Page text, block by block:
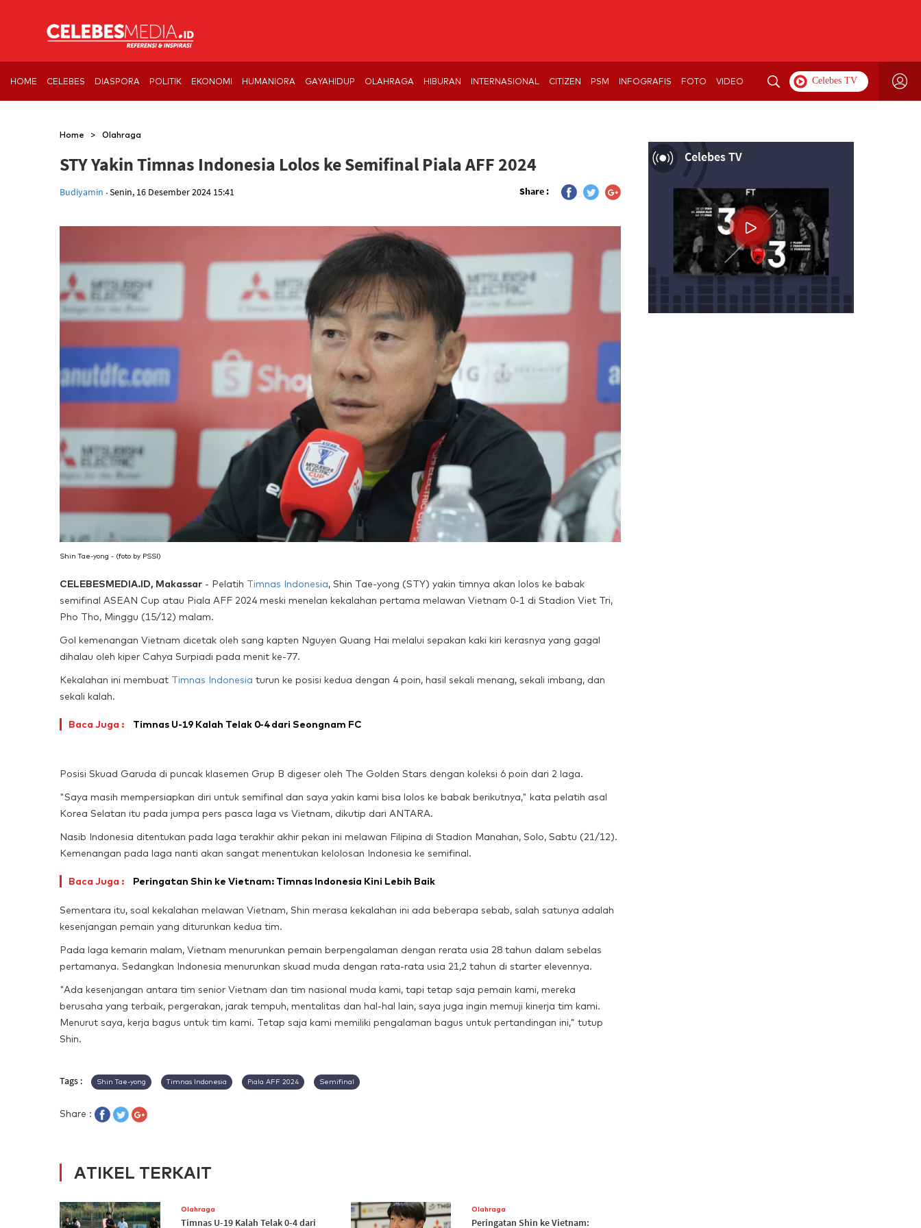
HOME CELEBES DIASPORA POLITIK EKONOMI HUMANIORA GAYAHIDUP OLAHRAGA HIBURAN INTERNASIONAL CITIZEN PSM INFOGRAFIS FOTO VIDEO
Home > Olahraga
STY Yakin Timnas Indonesia Lolos ke Semifinal Piala AFF 2024
Budiyamin .Senin, 16 Desember 2024 15:41 Share :
Shin Tae-yong - (foto by PSSI)
CELEBESMEDIA.ID, Makassar - Pelatih Timnas Indonesia, Shin Tae-yong (STY) yakin timnya akan lolos ke babak
semifinal ASEAN Cup atau Piala AFF 2024 meski menelan kekalahan pertama melawan Vietnam 0-1 di Stadion Viet Tri,
Pho Tho, Minggu (15/12) malam.
Gol kemenangan Vietnam dicetak oleh sang kapten Nguyen Quang Hai melalui sepakan kaki kiri kerasnya yang gagal
dihalau oleh kiper Cahya Surpiadi pada menit ke-77.
Kekalahan ini membuat Timnas Indonesia turun ke posisi kedua dengan 4 poin, hasil sekali menang, sekali imbang, dan
sekali kalah.
Baca Juga : Timnas U-19 Kalah Telak 0-4 dari Seongnam FC
Posisi Skuad Garuda di puncak klasemen Grup B digeser oleh The Golden Stars dengan koleksi 6 poin dari 2 laga.
"Saya masih mempersiapkan diri untuk semifinal dan saya yakin kami bisa lolos ke babak berikutnya," kata pelatih asal
Korea Selatan itu pada jumpa pers pasca laga vs Vietnam, dikutip dari ANTARA.
Nasib Indonesia ditentukan pada laga terakhir akhir pekan ini melawan Filipina di Stadion Manahan, Solo, Sabtu (21/12).
Kemenangan pada laga nanti akan sangat menentukan kelolosan Indonesia ke semifinal.
Baca Juga : Peringatan Shin ke Vietnam: Timnas Indonesia Kini Lebih Baik
Sementara itu, soal kekalahan melawan Vietnam, Shin merasa kekalahan ini ada beberapa sebab, salah satunya adalah
kesenjangan pemain yang diturunkan kedua tim.
Pada laga kemarin malam, Vietnam menurunkan pemain berpengalaman dengan rerata usia 28 tahun dalam sebelas
pertamanya. Sedangkan Indonesia menurunkan skuad muda dengan rata-rata usia 21,2 tahun di starter elevennya.
"Ada kesenjangan antara tim senior Vietnam dan tim nasional muda kami, tapi tetap saja pemain kami, mereka
berusaha yang terbaik, pergerakan, jarak tempuh, mentalitas dan hal-hal lain, saya juga ingin memuji kinerja tim kami.
Menurut saya, kerja bagus untuk tim kami. Tetap saja kami memiliki pengalaman bagus untuk pertandingan ini," tutup
Shin.
Tags : Shin Tae-yong Timnas Indonesia Piala AFF 2024 Semifinal
Share :
ATIKEL TERKAIT
Olahraga
Timnas U-19 Kalah Telak 0-4 dari
Olahraga
Peringatan Shin ke Vietnam:
Celebes TV
Now Playing